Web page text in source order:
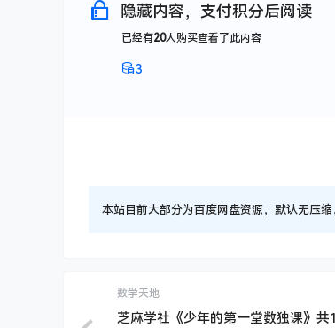
隐藏内容，支付积分后阅读
已经有20人购买查看了此内容
3
本站目前大部分为百度网盘资源，默认无压
数学天地
芝麻学社《少年的第一堂数独课》共